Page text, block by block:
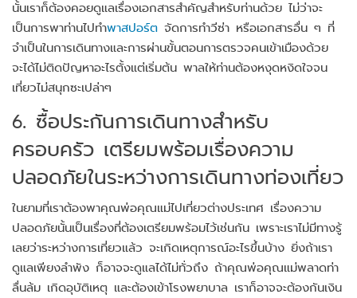
นั้นเราก็ต้องคอยดูแลเรื่องเอกสารสำคัญสำหรับท่านด้วย ไม่ว่าจะ
เป็นการพาท่านไปทำพาสปอร์ต จัดการทำวีซ่า หรือเอกสารอื่น ๆ ที่
จำเป็นในการเดินทางและการผ่านขั้นตอนการตรวจคนเข้าเมืองด้วย
จะได้ไม่ติดปัญหาอะไรตั้งแต่เริ่มต้น พาลให้ท่านต้องหงุดหงิดใจจน
เที่ยวไม่สนุกซะเปล่าๆ
6. ซื้อประกันการเดินทางสำหรับ
ครอบครัว เตรียมพร้อมเรื่องความ
ปลอดภัยในระหว่างการเดินทางท่องเที่ยว
ในยามที่เราต้องพาคุณพ่อคุณแม่ไปเที่ยวต่างประเทศ เรื่องความ
ปลอดภัยนั้นเป็นเรื่องที่ต้องเตรียมพร้อมไว้เช่นกัน เพราะเราไม่มีทางรู้
เลยว่าระหว่างการเที่ยวแล้ว จะเกิดเหตุการณ์อะไรขึ้นบ้าง ยิ่งถ้าเรา
ดูแลเพียงลำพัง ก็อาจจะดูแลได้ไม่ทั่วถึง ถ้าคุณพ่อคุณแม่พลาดท่า
ลื่นล้ม เกิดอุบัติเหตุ และต้องเข้าโรงพยาบาล เราก็อาจจะต้องกันเงิน